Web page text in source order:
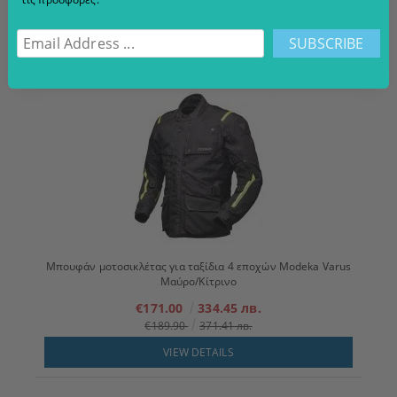
Μπουφάν μοτοσικλέτας για ταξίδια 4 εποχών Modeka Varus
Μαύρο/Κίτρινο
€171.00 334.45 лв.
€189.90
371.41 лв.
VIEW DETAILS